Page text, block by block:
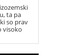
ta pa
so prav
visoko